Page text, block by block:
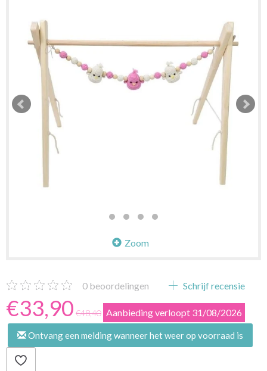
Zoom
0 beoordelingen Schrijf recensie
€33,90 €48,40 Aanbieding verloopt 31/08/2026
Ontvang een melding wanneer het weer op voorraad is